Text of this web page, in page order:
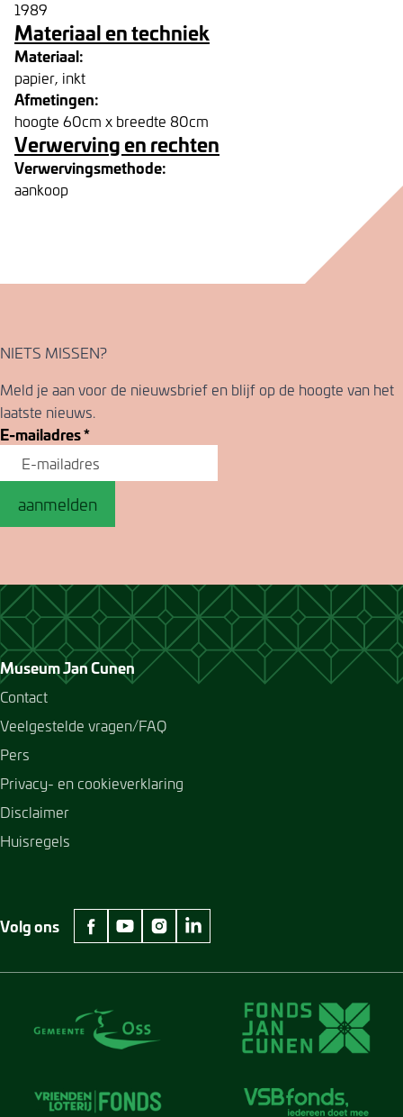
1989
Materiaal en techniek
Materiaal:
papier, inkt
Afmetingen:
hoogte 60cm x breedte 80cm
Verwerving en rechten
Verwervingsmethode:
aankoop
NIETS MISSEN?
Meld je aan voor de nieuwsbrief en blijf op de hoogte van het
laatste nieuws.
E-mailadres*
aanmelden
Museum Jan Cunen
Contact
Veelgestelde vragen/FAQ
Pers
Privacy- en cookieverklaring
Disclaimer
Huisregels
Volg ons
facebook Museum Jan Cunen
youtube Museum Jan Cunen
instagram Museum Jan Cunen
linkedin Museum Jan Cunen